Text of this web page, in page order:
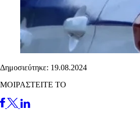
Δημοσιεύτηκε: 19.08.2024
ΜΟΙΡΑΣΤΕΙΤΕ ΤΟ